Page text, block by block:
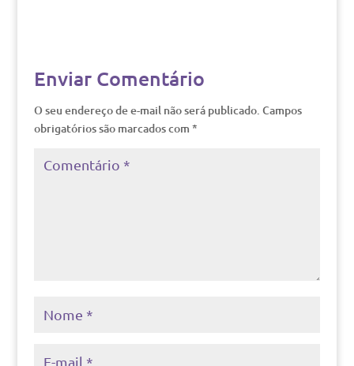
Enviar Comentário
O seu endereço de e-mail não será publicado. Campos
obrigatórios são marcados com *